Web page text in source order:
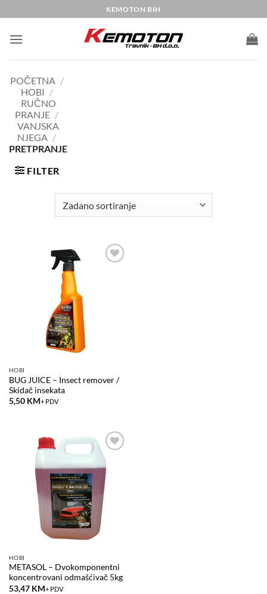
to
content
KEMOTON BIH
POČETNA /
HOBI /
RUČNO
PRANJE /
VANJSKA
NJEGA /
PRETPRANJE
FILTER
HOBI
BUG JUICE – Insect remover /
Skidač insekata
5,50 KM+ PDV
Add to
wishlist
HOBI
METASOL – Dvokomponentni
koncentrovani odmašćivač 5kg
53,47 KM+ PDV